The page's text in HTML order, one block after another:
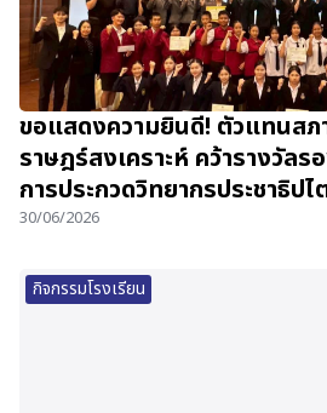
ขอแสดงความยินดี! ตัวแทนสภ
ราษฎร์สงเคราะห์ คว้ารางวัลร
การประกวดวิทยากรประชาธิป
30/06/2026
กิจกรรมโรงเรียน